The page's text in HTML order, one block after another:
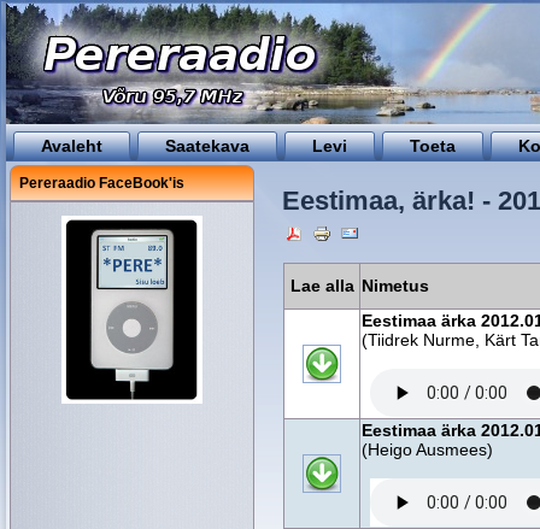
Avaleht Saatekava Levi Toeta
Pereraadio FaceBook'is
Eestimaa, ärka! -
Lae alla Nimetus
Eestimaa ärka
(Tiidrek Nurme, Kärt
Eestimaa ärka
(Heigo Ausmees)